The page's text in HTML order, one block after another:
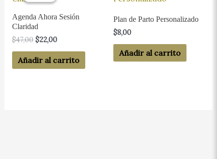
Agenda Ahora Sesión
Claridad
$47,00 El
original
era:
$22,00El
actual
es:
Añadir al carrito
Plan de Parto Personalizado
$8,00
Añadir al carrito